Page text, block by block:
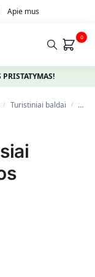
Apie mus
0
/ Turistiniai baldai /